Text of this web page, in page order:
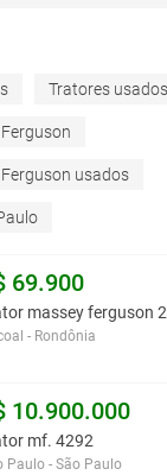
290 PesadoR$
zap vivo 11-
política de Agroads?
Tratores usados
usados
69.900
massey ferguson
- Rondônia
10.900.000
mf. 4292
Paulo - São Paulo